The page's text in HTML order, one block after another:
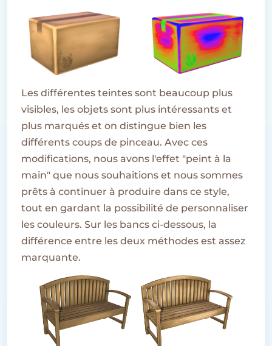
Les différentes teintes sont beaucoup plus
visibles, les objets sont plus intéressants et
plus marqués et on distingue bien les
différents coups de pinceau. Avec ces
modifications, nous avons l'effet "peint à la
main" que nous souhaitions et nous sommes
prêts à continuer à produire dans ce style,
tout en gardant la possibilité de personnaliser
les couleurs. Sur les bancs ci-dessous, la
différence entre les deux méthodes est assez
marquante.